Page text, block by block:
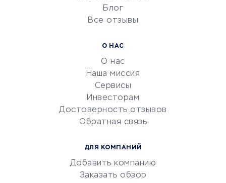
УСЛУГИ ДЛЯ БИЗНЕСА
документооборот
Юридические компании
Бухгалтерия онлайн
Блог
Все отзывы
О НАС
О нас
Наша миссия
Сервисы
Инвесторам
Достоверность отзывов
Обратная связь
ДЛЯ КОМПАНИЙ
Добавить компанию
Заказать обзор